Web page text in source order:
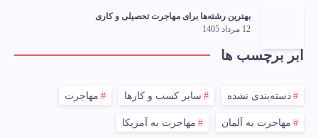
بهترین رشته‌ها برای مهاجرت تحصیلی و کاری
12 مرداد 1405
ابر برچسب ها
دسته‌بندی نشده سایر کسب و کارها مهاجرت
مهاجرت به آلمان مهاجرت به آمریکا